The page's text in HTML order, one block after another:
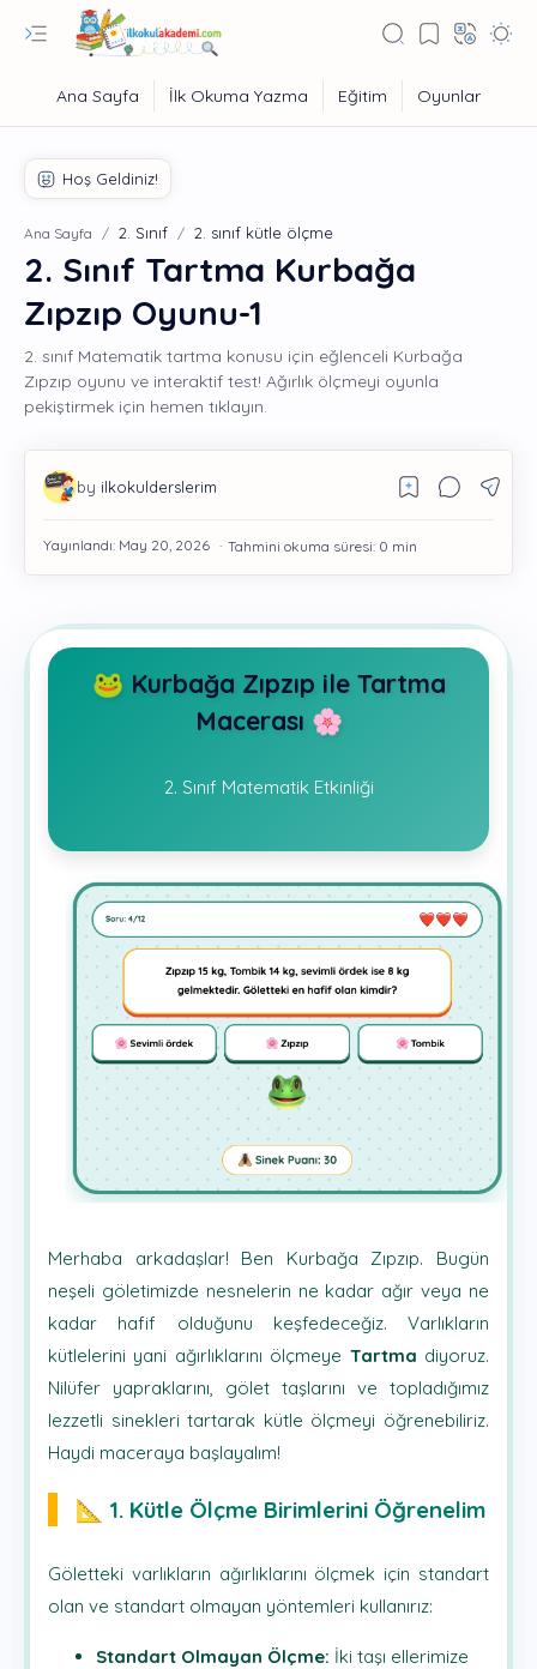
Gelişim
Ana Sayfa 2. Sınıf 2. sınıf kütle ölçme
2. Sınıf Tartma Kurbağa
Zıpzıp Oyunu-1
2. sınıf Matematik tartma konusu için eğlenceli Kurbağa
Zıpzıp oyunu ve interaktif test! Ağırlık ölçmeyi oyunla
pekiştirmek için hemen tıklayın.
🐸 Kurbağa Zıpzıp ile Tartma
Macerası 🌸
2. Sınıf Matematik Etkinliği
Merhaba arkadaşlar! Ben Kurbağa Zıpzıp. Bugün
neşeli göletimizde nesnelerin ne kadar ağır veya ne
kadar hafif olduğunu keşfedeceğiz. Varlıkların
kütlelerini yani ağırlıklarını ölçmeye Tartma diyoruz.
Nilüfer yapraklarını, gölet taşlarını ve topladığımız
lezzetli sinekleri tartarak kütle ölçmeyi öğrenebiliriz.
Haydi maceraya başlayalım!
📐 1. Kütle Ölçme Birimlerini Öğrenelim
Göletteki varlıkların ağırlıklarını ölçmek için standart
olan ve standart olmayan yöntemleri kullanırız:
Standart Olmayan Ölçme: İki taşı ellerimize